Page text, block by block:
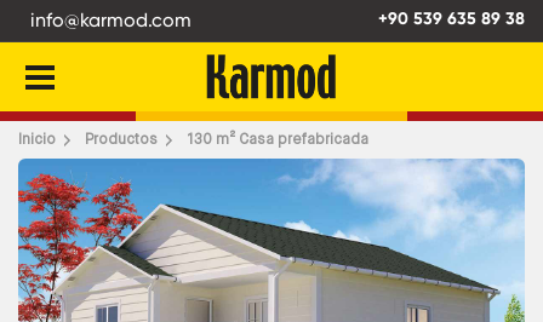
info@karmod.com +90 539 635 89 38
Inicio Productos 130 m² Casa prefabricada